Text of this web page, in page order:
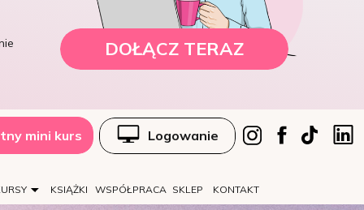
DOŁĄCZ TERAZ
WSPÓŁPRACA KONTAKT
KSIĄŻKI
Logowanie
SKLEP
mini kurs